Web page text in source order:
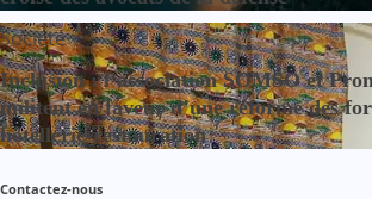
Société
Inclusion : l’association SOMSO et
militent en faveur d’une réforme des
hôtellerie-restauration
Contactez-nous